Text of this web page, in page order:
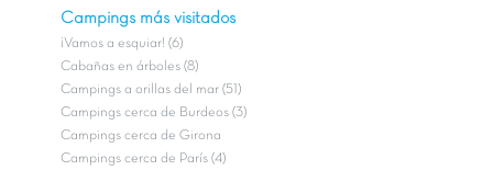
Campings más visitados
¡Vamos a esquiar! (6)
Cabañas en árboles (8)
Campings a orillas del mar (51)
Campings cerca de Burdeos (3)
Campings cerca de Girona
Campings cerca de París (4)